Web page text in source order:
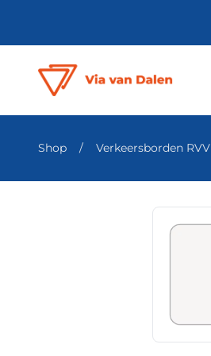
Shop / Verkeersborden RVV